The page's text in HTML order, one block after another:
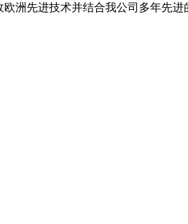
洲先进技术并结合我公司多年先